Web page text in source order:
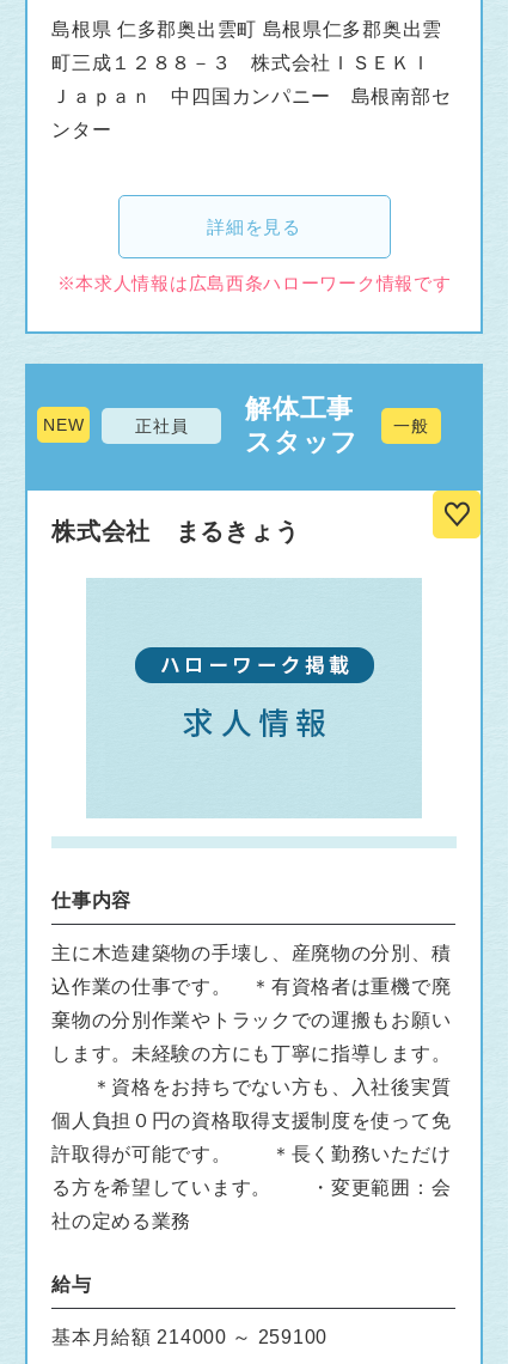
島根県 仁多郡奥出雲町 島根県仁多郡奥出雲
町三成１２８８－３ 株式会社ＩＳＥＫＩ
Ｊａｐａｎ 中四国カンパニー 島根南部セ
ンター
詳細を見る
※本求人情報は広島西条ハローワーク情報です
NEW 正社員
解体工事
スタッフ
一般
株式会社 まるきょう
仕事内容
主に木造建築物の手壊し、産廃物の分別、積
込作業の仕事です。 ＊有資格者は重機で廃
棄物の分別作業やトラックでの運搬もお願い
します。未経験の方にも丁寧に指導します。
＊資格をお持ちでない方も、入社後実質
個人負担０円の資格取得支援制度を使って免
許取得が可能です。 ＊長く勤務いただけ
る方を希望しています。 ・変更範囲：会
社の定める業務
給与
基本月給額 214000 ～ 259100